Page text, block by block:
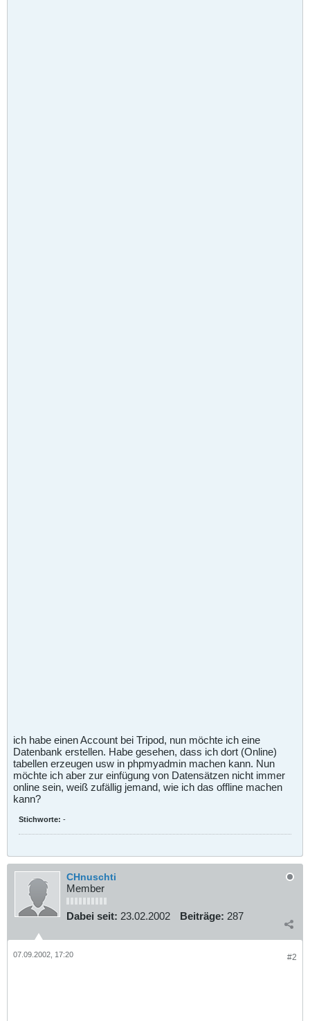
ich habe einen Account bei Tripod, nun möchte ich eine
Datenbank erstellen. Habe gesehen, dass ich dort (Online)
tabellen erzeugen usw in phpmyadmin machen kann. Nun
möchte ich aber zur einfügung von Datensätzen nicht immer
online sein, weiß zufällig jemand, wie ich das offline machen
kann?
Stichworte: -
CHnuschti
Member
Dabei seit: 23.02.2002 Beiträge: 287
#2
07.09.2002, 17:20